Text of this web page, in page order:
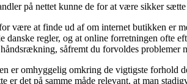
på nettet kunne de for at være sikker
være at finde ud af om internet butikken er
danske regler, og at online forretningen ofte
såfremt du forvoldes problemer
er omhyggelig omkring de vigtigste forhold
er det på samme måde relevant, at man